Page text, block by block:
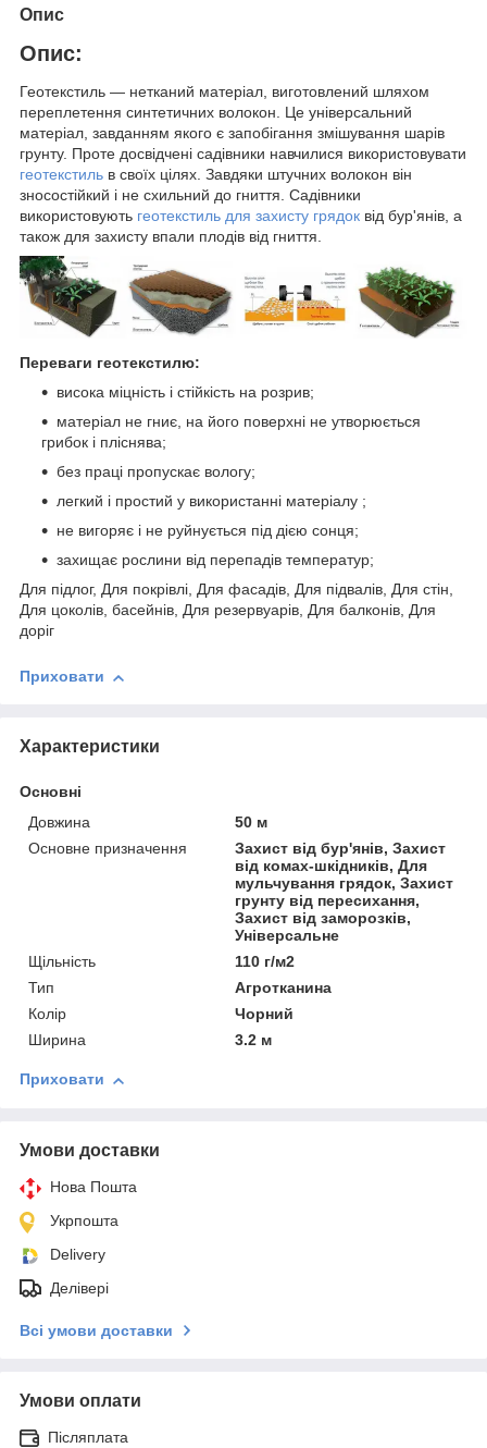
Опис
Опис:
Геотекстиль — нетканий матеріал, виготовлений шляхом
переплетення синтетичних волокон. Це універсальний
матеріал, завданням якого є запобігання змішування шарів
грунту. Проте досвідчені садівники навчилися використовувати
геотекстиль в своїх цілях. Завдяки штучних волокон він
зносостійкий і не схильний до гниття. Садівники
використовують геотекстиль для захисту грядок від бур'янів, а
також для захисту впали плодів від гниття.
Переваги геотекстилю:
висока міцність і стійкість на розрив;
матеріал не гниє, на його поверхні не утворюється
грибок і пліснява;
без праці пропускає вологу;
легкий і простий у використанні матеріалу ;
не вигоряє і не руйнується під дією сонця;
захищає рослини від перепадів температур;
Для підлог, Для покрівлі, Для фасадів, Для підвалів, Для стін,
Для цоколів, басейнів, Для резервуарів, Для балконів, Для
доріг
Приховати
Характеристики
Основні
Довжина
50 м
Основне призначення
Захист від бур'янів, Захист
від комах-шкідників, Для
мульчування грядок, Захист
грунту від пересихання,
Захист від заморозків,
Універсальне
Щільність
110 г/м2
Тип
Агротканина
Колір
Чорний
Ширина
3.2 м
Приховати
Умови доставки
Нова Пошта
Укрпошта
Delivery
Делівері
Всі умови доставки
Умови оплати
Післяплата